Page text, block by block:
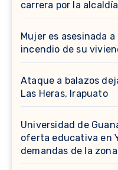
carrera por la
Mujer es asesinada
incendio de su
Ataque a balazos
Las Heras, Irapuato
Universidad de
oferta educativa en
demandas de la